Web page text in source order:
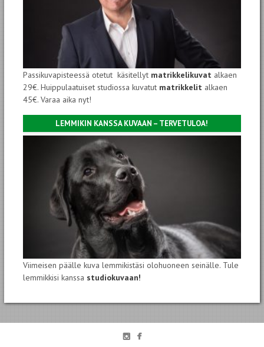
Passikuvapisteessä otetut käsitellyt matrikkelikuvat alkaen
29€. Huippulaatuiset studiossa kuvatut matrikkelit alkaen
45€. Varaa aika nyt!
LEMMIKIN KANSSA KUVAAN – TERVETULOA!
Viimeisen päälle kuva lemmikistäsi olohuoneen seinälle. Tule
lemmikkisi kanssa studiokuvaan!